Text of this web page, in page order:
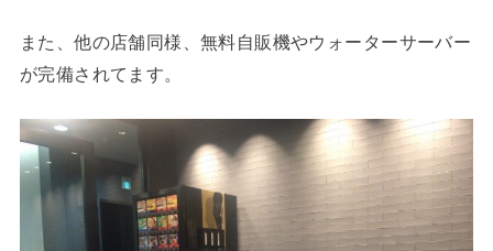
また、他の店舗同様、無料自販機やウォーターサーバー
が完備されてます。